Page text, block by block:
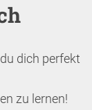
dich perfekt
zu lernen!